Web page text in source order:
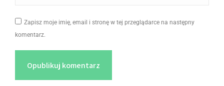
Zapisz moje imię, email i stronę w tej przeglądarce na następny
komentarz.
Opublikuj komentarz